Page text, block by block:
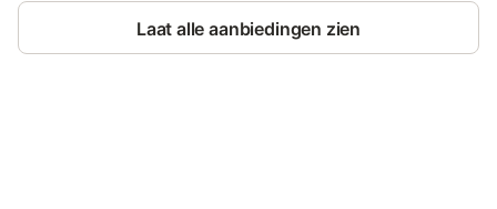
Laat alle aanbiedingen zien